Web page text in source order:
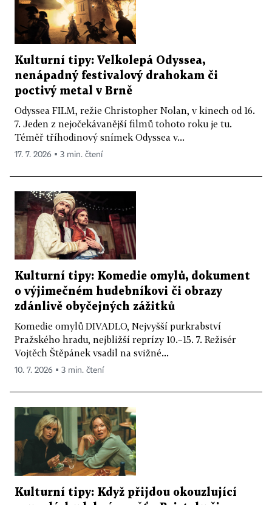
Kulturní tipy: Velkolepá Odyssea,
nenápadný festivalový drahokam či
poctivý metal v Brně
Odyssea FILM, režie Christopher Nolan, v kinech od 16.
7. Jeden z nejočekávanější filmů tohoto roku je tu.
Téměř tříhodinový snímek Odyssea v...
17. 7. 2026 ▪ 3 min. čtení
Kulturní tipy: Komedie omylů, dokument
o výjimečném hudebníkovi či obrazy
zdánlivě obyčejných zážitků
Komedie omylů DIVADLO, Nejvyšší purkrabství
Pražského hradu, nejbližší reprízy 10.–15. 7. Režisér
Vojtěch Štěpánek vsadil na svižné...
10. 7. 2026 ▪ 3 min. čtení
Kulturní tipy: Když přijdou okouzlující